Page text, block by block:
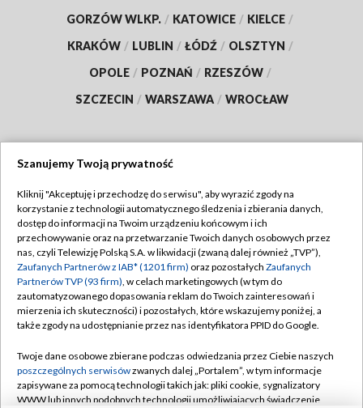
GORZÓW WLKP. / KATOWICE / KIELCE /
KRAKÓW / LUBLIN / ŁÓDŹ / OLSZTYN /
OPOLE / POZNAŃ / RZESZÓW /
SZCZECIN / WARSZAWA / WROCŁAW
TVP
Abonament TVP
Emisja w TVP
Centrum informacji TVP
Naziemna Telewizja Cyfrowa
Rada Programowa
System NOS
Regulamin TVP
Polityka prywatności
Moje zgody
Pomoc
Kontakt
Szanujemy Twoją prywatność
Kliknij "Akceptuję i przechodzę do serwisu", aby wyrazić zgody na
korzystanie z technologii automatycznego śledzenia i zbierania danych,
dostęp do informacji na Twoim urządzeniu końcowym i ich
przechowywanie oraz na przetwarzanie Twoich danych osobowych przez
nas, czyli Telewizję Polską S.A. w likwidacji (zwaną dalej również „TVP”),
Zaufanych Partnerów z IAB* (1201 firm) oraz pozostałych Zaufanych
Partnerów TVP (93 firm), w celach marketingowych (w tym do
zautomatyzowanego dopasowania reklam do Twoich zainteresowań i
mierzenia ich skuteczności) i pozostałych, które wskazujemy poniżej, a
także zgody na udostępnianie przez nas identyfikatora PPID do Google.
Twoje dane osobowe zbierane podczas odwiedzania przez Ciebie naszych
poszczególnych serwisówzwanych dalej „Portalem”, w tym informacje
zapisywane za pomocą technologii takich jak: pliki cookie, sygnalizatory
WWW lub innych podobnych technologii umożliwiających świadczenie